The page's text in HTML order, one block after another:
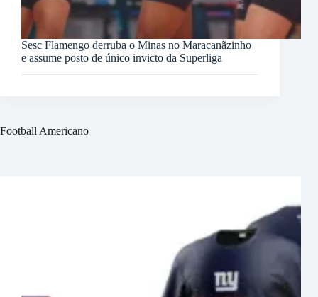
Sesc Flamengo derruba o Minas no Maracanãzinho
e assume posto de único invicto da Superliga
Football Americano